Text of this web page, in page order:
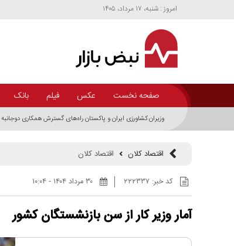
امروز : شنبه، ۱۷ مرداد، ۱۴۰۵
صفحه نخست عکس فیلم بانک
وزیران کشاورزی ایران و پاکستان راه‌های گسترش همکاری دوجانبه
اقتصاد کلان اقتصاد کلان
کد خبر:۲۲۲۳۳۷ ۳۰ مرداد ۱۴۰۴ - ۱۰:۰۴
آمار وزیر کار از سن بازنشستگان کشور